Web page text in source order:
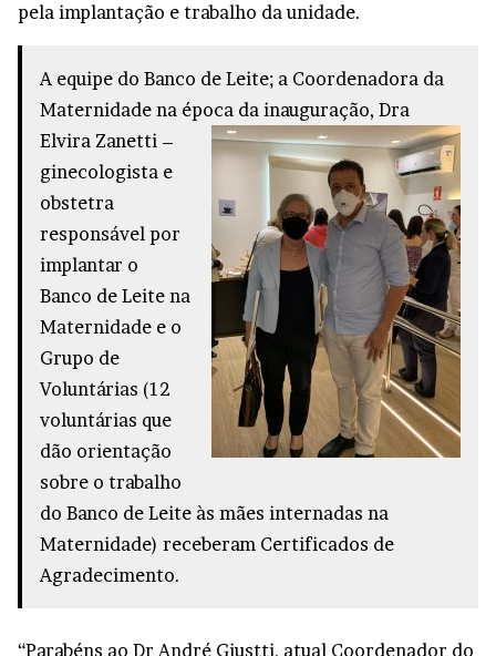
pela implantação e trabalho da unidade.
A equipe do Banco de Leite; a Coordenadora da
Maternidade na época da inauguração, Dra
Elvira Zanetti –
ginecologista e
obstetra
responsável por
implantar o
Banco de Leite na
Maternidade e o
Grupo de
Voluntárias (12
voluntárias que
dão orientação
sobre o trabalho
do Banco de Leite às mães internadas na
Maternidade) receberam Certificados de
Agradecimento.
“Parabéns ao Dr André Giustti, atual Coordenador do